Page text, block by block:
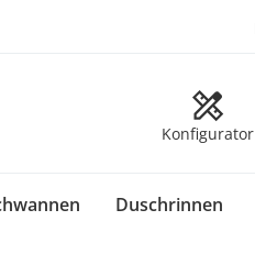
Konfigurator
Duschrinnen